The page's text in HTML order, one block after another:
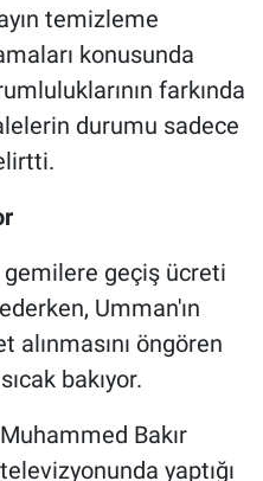
temizleme
konusunda
farkında
durumu sadece
gemilere geçiş ücreti
Umman'ın
öngören
bakıyor.
Bakır
yaptığı